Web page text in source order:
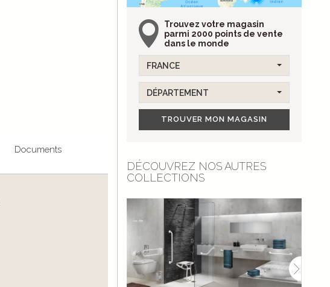
Documents
Trouvez votre magasin
parmi 2000 points de vente
dans le monde
FRANCE
DÉPARTEMENT
TROUVER MON MAGASIN
DÉCOUVREZ NOS AUTRES
COLLECTIONS